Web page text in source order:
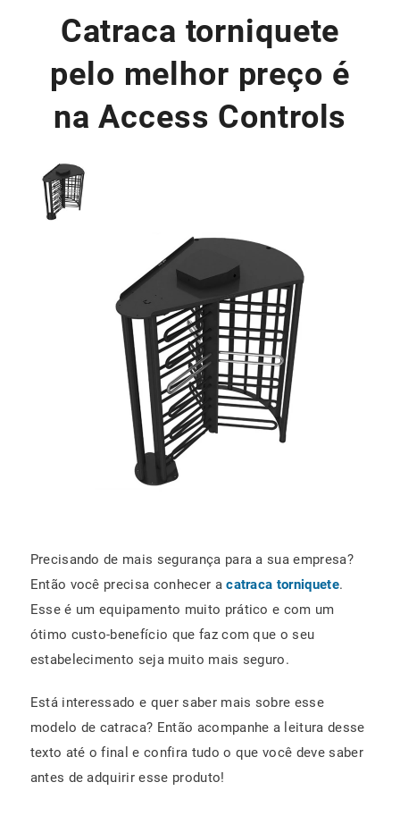
Catraca torniquete
pelo melhor preço é
na Access Controls
Precisando de mais segurança para a sua empresa?
Então você precisa conhecer acatraca torniquete.
Esse é um equipamento muito prático e com um
ótimo custo-benefício que faz com que o seu
estabelecimento seja muito mais seguro.
Está interessado e quer saber mais sobre esse
modelo de catraca? Então acompanhe a leitura desse
texto até o final e confira tudo o que você deve saber
antes de adquirir esse produto!